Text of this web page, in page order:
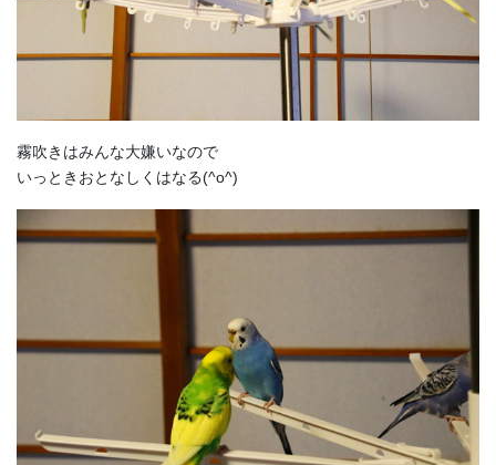
霧吹きはみんな大嫌いなので
いっときおとなしくはなる(^o^)